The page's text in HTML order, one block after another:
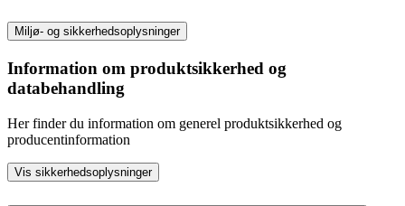
Miljø- og sikkerhedsoplysninger
Information om produktsikkerhed og
databehandling
Her finder du information om generel produktsikkerhed og
producentinformation
Vis sikkerhedsoplysninger